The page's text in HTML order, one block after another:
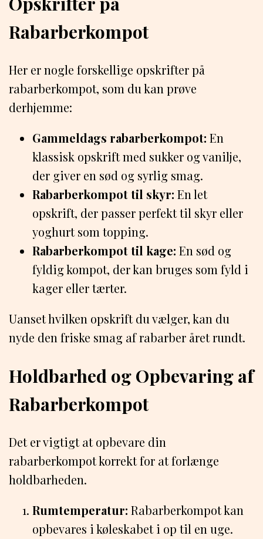
Rabarberkompot
Her er nogle forskellige opskrifter på
rabarberkompot, som du kan prøve
derhjemme:
Gammeldags rabarberkompot: En
klassisk opskrift med sukker og vanilje,
der giver en sød og syrlig smag.
Rabarberkompot til skyr: En let
opskrift, der passer perfekt til skyr eller
yoghurt som topping.
Rabarberkompot til kage: En sød og
fyldig kompot, der kan bruges som fyld i
kager eller tærter.
Uanset hvilken opskrift du vælger, kan du
nyde den friske smag af rabarber året rundt.
Holdbarhed og Opbevaring af
Rabarberkompot
Det er vigtigt at opbevare din
rabarberkompot korrekt for at forlænge
holdbarheden.
Rumtemperatur: Rabarberkompot kan
opbevares i køleskabet i op til en uge.